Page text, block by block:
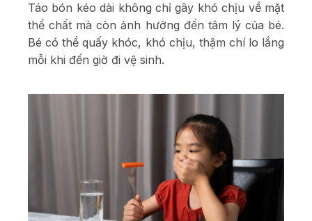
Táo bón kéo dài không chỉ gây khó chịu về mặt
thể chất mà còn ảnh hưởng đến tâm lý của bé.
Bé có thể quấy khóc, khó chịu, thậm chí lo lắng
mỗi khi đến giờ đi vệ sinh.